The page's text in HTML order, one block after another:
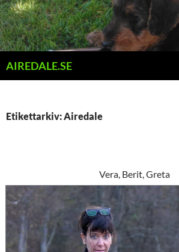
Hoppa
till
innehåll
AIREDALE.SE
Etikettarkiv: Airedale
Vera, Berit, Greta